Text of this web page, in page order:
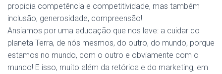
propicia competência e competitividade, mas também
inclusão, generosidade, compreensão!
Ansiamos por uma educação que nos leve: a cuidar do
planeta Terra, de nós mesmos, do outro, do mundo, porque
estamos no mundo, com o outro e obviamente com o
mundo! E isso, muito além da retórica e do marketing, em